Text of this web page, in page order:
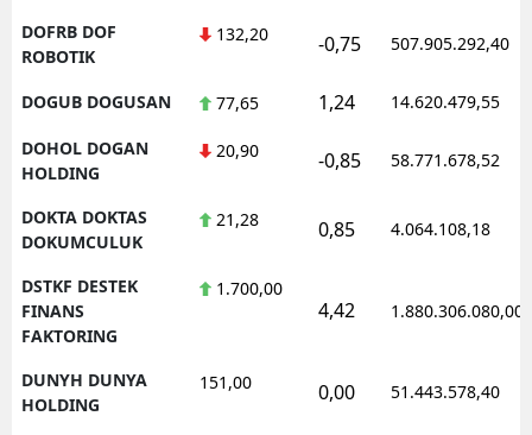
DOFRB DOF
ROBOTIK
132,20 -0,75 507.905.292,40
DOGUB DOGUSAN 77,65 1,24 14.620.479,55
DOHOL DOGAN
HOLDING
20,90 -0,85 58.771.678,52
DOKTA DOKTAS
DOKUMCULUK
21,28 0,85 4.064.108,18
DSTKF DESTEK
FINANS
FAKTORING
1.700,00
4,42 1.880.306.080,00
DUNYH DUNYA
HOLDING
151,00 0,00 51.443.578,40